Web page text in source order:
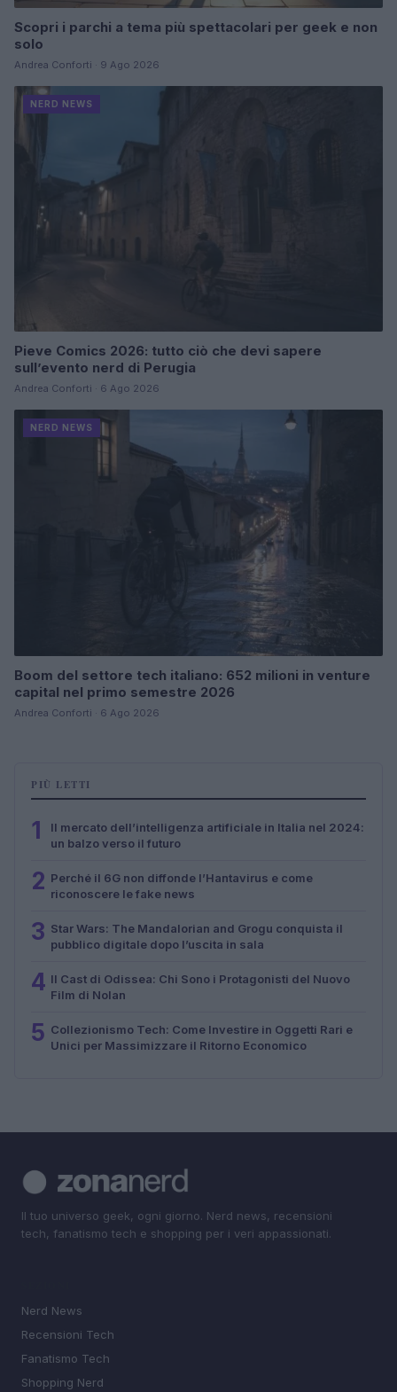
Scopri i parchi a tema più spettacolari per geek e non
solo
Andrea Conforti · 9 Ago 2026
NERD NEWS
Pieve Comics 2026: tutto ciò che devi sapere
sull’evento nerd di Perugia
Andrea Conforti · 6 Ago 2026
NERD NEWS
Boom del settore tech italiano: 652 milioni in venture
capital nel primo semestre 2026
Andrea Conforti · 6 Ago 2026
PIÙ LETTI
1
Il mercato dell’intelligenza artificiale in Italia nel 2024:
un balzo verso il futuro
2 Perché il 6G non diffonde l’Hantavirus e come
riconoscere le fake news
3 Star Wars: The Mandalorian and Grogu conquista il
pubblico digitale dopo l’uscita in sala
4 Il Cast di Odissea: Chi Sono i Protagonisti del Nuovo
Film di Nolan
5 Collezionismo Tech: Come Investire in Oggetti Rari e
Unici per Massimizzare il Ritorno Economico
Il tuo universo geek, ogni giorno. Nerd news, recensioni
tech, fanatismo tech e shopping per i veri appassionati.
Nerd News
Recensioni Tech
Fanatismo Tech
Shopping Nerd